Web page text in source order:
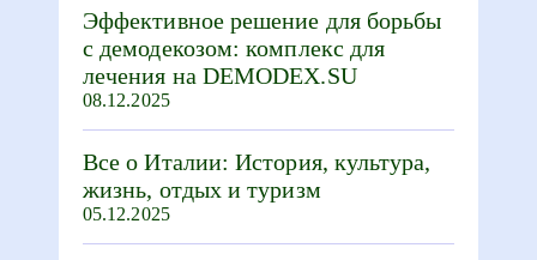
Эффективное решение для борьбы
с демодекозом: комплекс для
лечения на DEMODEX.SU
08.12.2025
Все о Италии: История, культура,
жизнь, отдых и туризм
05.12.2025